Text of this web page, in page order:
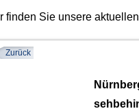
finden Sie unsere
Zurück